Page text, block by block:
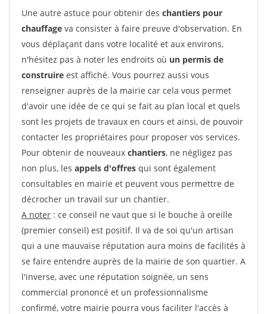
Une autre astuce pour obtenir des chantiers pour
chauffage va consister à faire preuve d'observation. En
vous déplaçant dans votre localité et aux environs,
n'hésitez pas à noter les endroits où un permis de
construire est affiché. Vous pourrez aussi vous
renseigner auprès de la mairie car cela vous permet
d'avoir une idée de ce qui se fait au plan local et quels
sont les projets de travaux en cours et ainsi, de pouvoir
contacter les propriétaires pour proposer vos services.
Pour obtenir de nouveaux chantiers, ne négligez pas
non plus, les appels d'offres qui sont également
consultables en mairie et peuvent vous permettre de
décrocher un travail sur un chantier.
A noter : ce conseil ne vaut que si le bouche à oreille
(premier conseil) est positif. Il va de soi qu'un artisan
qui a une mauvaise réputation aura moins de facilités à
se faire entendre auprès de la mairie de son quartier. A
l'inverse, avec une réputation soignée, un sens
commercial prononcé et un professionnalisme
confirmé, votre mairie pourra vous faciliter l'accès à